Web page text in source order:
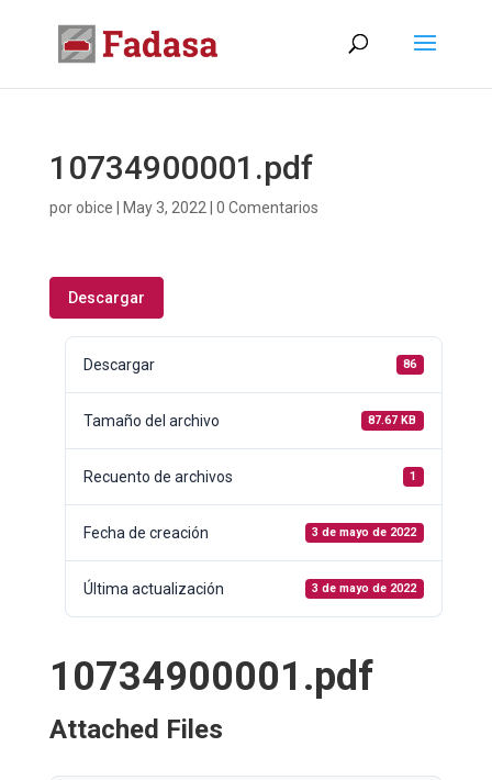
10734900001.pdf
porobice May 3, 2022 0 Comentarios
Descargar
Descargar 86
Tamaño del archivo 87.67 KB
Recuento de archivos 1
Fecha de creación 3 de mayo de 2022
Última actualización 3 de mayo de 2022
10734900001.pdf
Attached Files